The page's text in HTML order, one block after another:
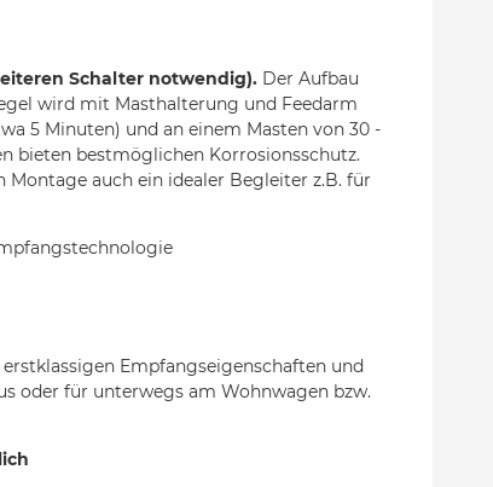
Schalter notwendig). Der Aufbau
wird mit Masthalterung und Feedarm
5 Minuten) und an einem Masten von 30 -
bieten bestmöglichen Korrosionsschutz.
auch ein idealer Begleiter z.B. für
Empfangseigenschaften und
oder für unterwegs am Wohnwagen bzw.